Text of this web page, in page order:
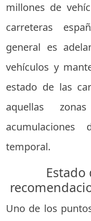
millones de
carreteras
general es
vehículos y
estado de las
aquellas
temporal.
Estado
Uno de los